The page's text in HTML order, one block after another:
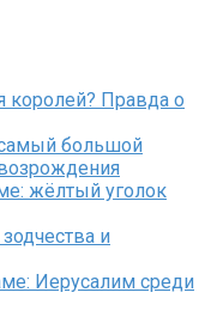
королей? Правда о
большой
жёлтый уголок
и
Иерусалим среди